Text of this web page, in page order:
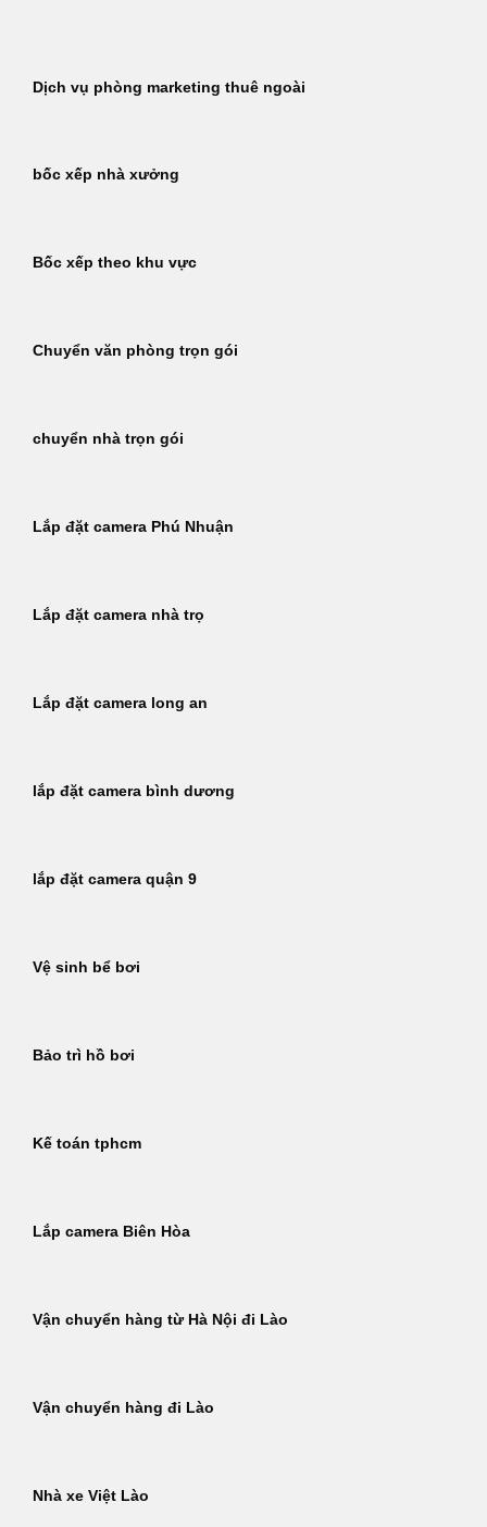
dungDịch vụ phòng marketing thuê ngoài
bốc xếp nhà xưởng
Bốc xếp theo khu vực
Chuyển văn phòng trọn gói
chuyển nhà trọn gói
Lắp đặt camera Phú Nhuận
Lắp đặt camera nhà trọ
Lắp đặt camera long an
lắp đặt camera bình dương
lắp đặt camera quận 9
Vệ sinh bể bơi
Bảo trì hồ bơi
Kế toán tphcm
Lắp camera Biên Hòa
Vận chuyển hàng từ Hà Nội đi Lào
Vận chuyển hàng đi Lào
Nhà xe Việt Lào